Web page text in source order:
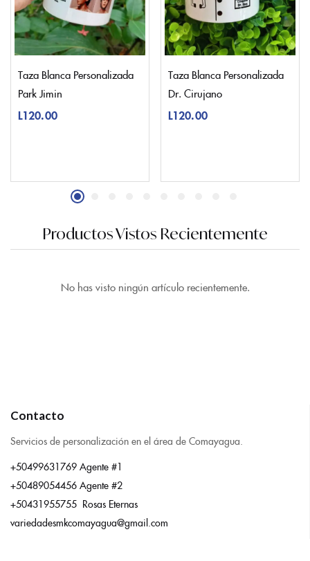
Taza Blanca Personalizada
Park Jimin
L120.00
Taza Blanca Personalizada
Dr. Cirujano
L120.00
Productos Vistos Recientemente
No has visto ningún artículo recientemente.
Contacto
Servicios de personalización en el área de Comayagua.
+50499631769 Agente #1
+50489054456 Agente #2
+50431955755 Rosas Eternas
variedadesmkcomayagua@gmail.com